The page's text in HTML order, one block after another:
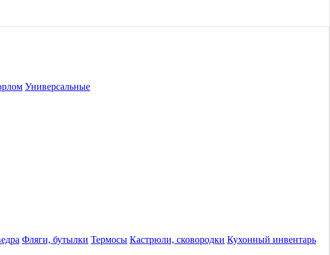
Универсальные
Фляги, бутылки Термосы Кастрюли, сковородки Кухонный инвентарь